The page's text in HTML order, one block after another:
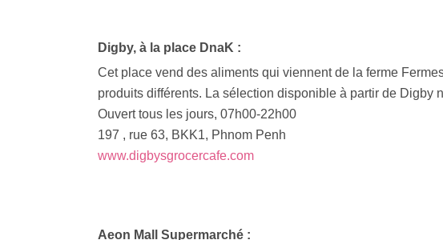
Digby, à la place DnaK :
Cet place vend des aliments qui viennent de la ferme
produits différents. La sélection disponible à partir de Digby
Ouvert tous les jours, 07h00-22h00
197 , rue 63, BKK1, Phnom Penh
www.digbysgrocercafe.com
Aeon Mall Supermarché :